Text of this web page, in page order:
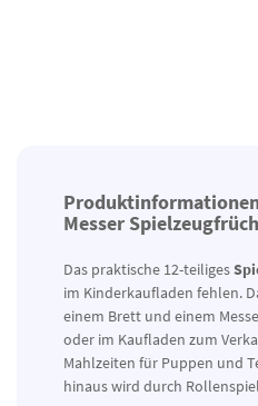
Messer
Das praktische 12-teiliges
im Kinderkaufladen fehlen.
einem Brett und einem
oder im Kaufladen zum
Mahlzeiten für Puppen und
hinaus wird durch